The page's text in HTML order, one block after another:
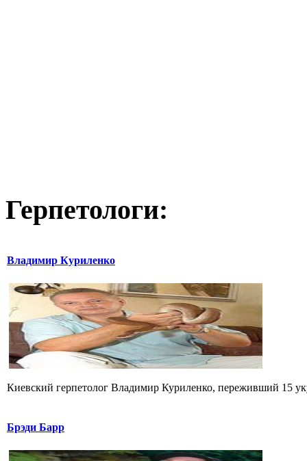
Герпетологи:
Владимир Куриленко
Киевский герпетолог Владимир Куриленко, переживший 15
Брэди Барр